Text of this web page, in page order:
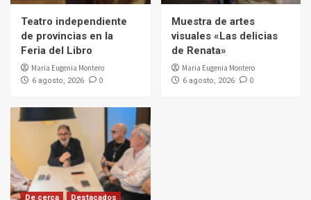
Teatro independiente
de provincias en la
Feria del Libro
Maria Eugenia Montero
6 agosto, 2026 0
Muestra de artes
visuales «Las delicias
de Renata»
Maria Eugenia Montero
6 agosto, 2026 0
De cerca Destacados